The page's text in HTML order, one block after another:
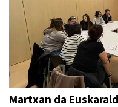
Martxan da